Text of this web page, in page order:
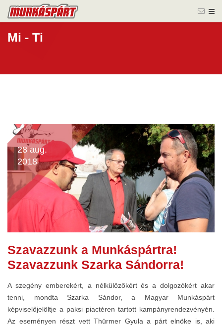
Mi - Ti
28 aug.
2018
Szavazzunk a Munkáspártra!
Szavazzunk Szarka Sándorra!
A szegény emberekért, a nélkülözőkért és a dolgozókért akar
tenni, mondta Szarka Sándor, a Magyar Munkáspárt
képviselőjelöltje a paksi piactéren tartott kampányrendezvényén.
Az eseményen részt vett Thürmer Gyula a párt elnöke is, aki